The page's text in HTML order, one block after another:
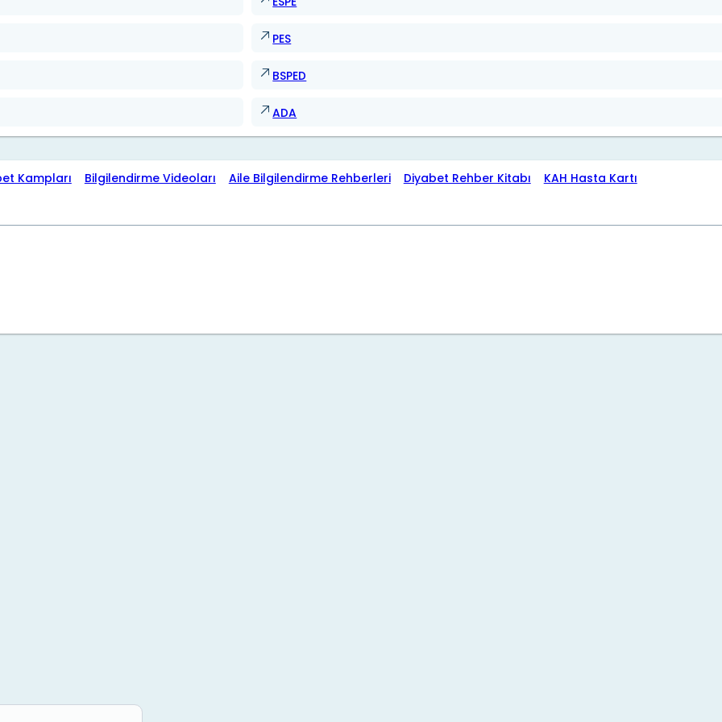
PES
BSPED
ADA
Kampları Bilgilendirme Videoları Aile Bilgilendirme Rehberleri Diyabet Rehber Kitabı KAH Hasta Kartı